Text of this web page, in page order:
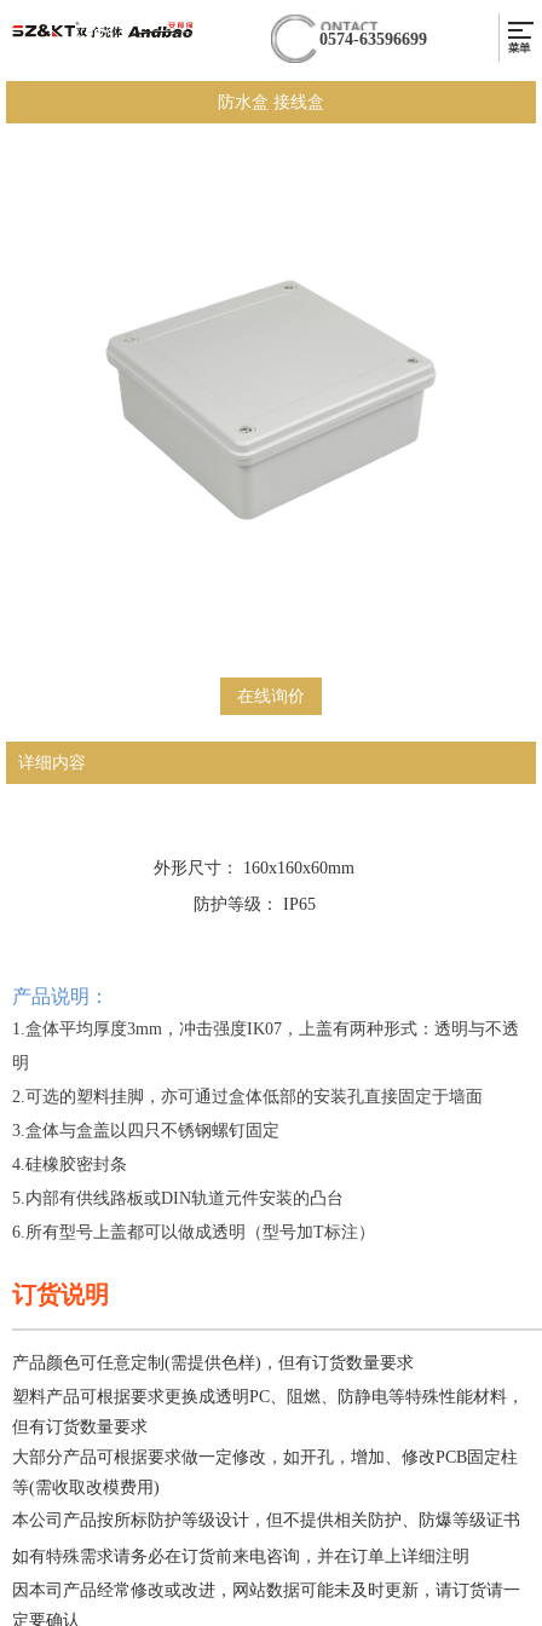
0574-63596699
防水盒 接线盒
在线询价
详细内容
外形尺寸： 160x160x60mm
防护等级： IP65
产品说明：
1.盒体平均厚度3mm，冲击强度IK07，上盖有两种形式：透明与不透
明
2.可选的塑料挂脚，亦可通过盒体低部的安装孔直接固定于墙面
3.盒体与盒盖以四只不锈钢螺钉固定
4.硅橡胶密封条
5.内部有供线路板或DIN轨道元件安装的凸台
6.所有型号上盖都可以做成透明（型号加T标注）
订货说明
产品颜色可任意定制(需提供色样)，但有订货数量要求
塑料产品可根据要求更换成透明PC、阻燃、防静电等特殊性能材料，
但有订货数量要求
大部分产品可根据要求做一定修改，如开孔，增加、修改PCB固定柱
等(需收取改模费用)
本公司产品按所标防护等级设计，但不提供相关防护、防爆等级证书
如有特殊需求请务必在订货前来电咨询，并在订单上详细注明
因本司产品经常修改或改进，网站数据可能未及时更新，请订货请一
定要确认